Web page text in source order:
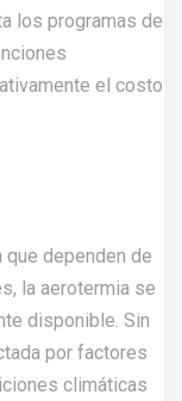
los programas de
el costo
dependen de
la aerotermia se
disponible. Sin
por factores
climáticas